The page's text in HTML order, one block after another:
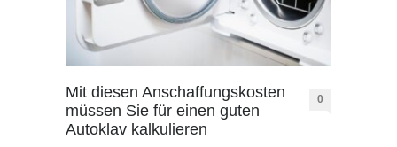
Mit diesen Anschaffungskosten
müssen Sie für einen guten
Autoklav kalkulieren
0